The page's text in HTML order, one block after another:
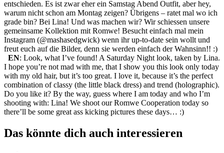
entschieden. Es ist zwar eher ein Samstag Abend Outfit, aber hey,
warum nicht schon am Montag zeigen? Übrigens – ratet mal wo ich
grade bin? Bei Lina! Und was machen wir? Wir schiessen unsere
gemeinsame Kollektion mit Romwe! Besucht einfach mal mein
Instagram (@mashasedgwick) wenn ihr up-to-date sein wollt und
freut euch auf die Bilder, denn sie werden einfach der Wahnsinn!! :)
EN: Look, what I’ve found! A Saturday Night look, taken by Lina.
I hope you’re not mad with me, that I show you this look only today
with my old hair, but it’s too great. I love it, because it’s the perfect
combination of classy (the little black dress) and trend (holographic).
Do you like it? By the way, guess where I am today and who I’m
shooting with: Lina! We shoot our Romwe Cooperation today so
there’ll be some great ass kicking pictures these days… :)
Das könnte dich auch interessieren